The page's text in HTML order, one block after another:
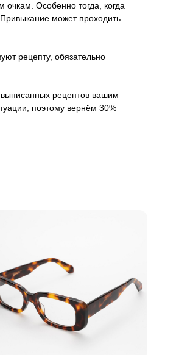
Особенно тогда, когда
может проходить
рецепту, обязательно
выписанных рецептов вашим
поэтому вернём 30%